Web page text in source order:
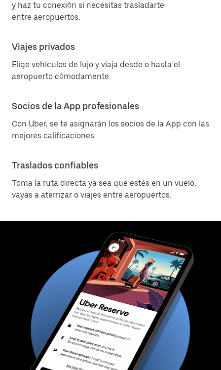
y haz tu conexión si necesitas trasladarte
entre aeropuertos.
Viajes privados
Elige vehículos de lujo y viaja desde o hasta el
aeropuerto cómodamente.
Socios de la App profesionales
Con Uber, se te asignarán los socios de la App con las
mejores calificaciones.
Traslados confiables
Toma la ruta directa ya sea que estés en un vuelo,
vayas a aterrizar o viajes entre aeropuertos.